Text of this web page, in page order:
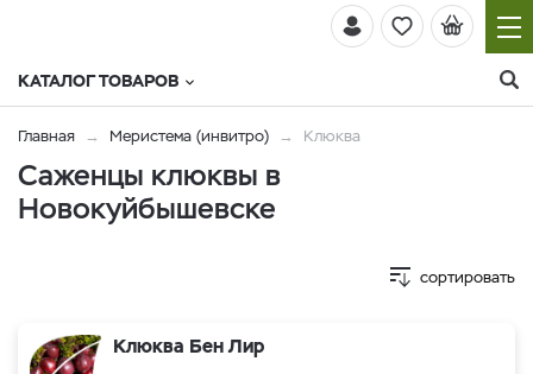
КАТАЛОГ ТОВАРОВ
Главная Меристема (инвитро) Клюква
Саженцы клюквы в
Новокуйбышевске
сортировать
Клюква Бен Лир